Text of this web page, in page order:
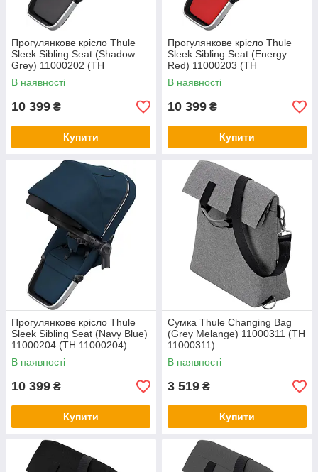
Прогулянкове крісло Thule
Sleek Sibling Seat (Shadow
Grey) 11000202 (TH
11000202)
В наявності
10 399 ₴
Купити
Прогулянкове крісло Thule
Sleek Sibling Seat (Energy
Red) 11000203 (TH
11000203)
В наявності
10 399 ₴
Купити
Прогулянкове крісло Thule
Sleek Sibling Seat (Navy Blue)
11000204 (TH 11000204)
В наявності
10 399 ₴
Купити
Сумка Thule Changing Bag
(Grey Melange) 11000311 (TH
11000311)
В наявності
3 519 ₴
Купити